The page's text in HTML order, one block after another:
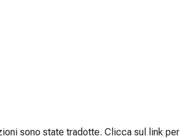
sono state tradotte. Clicca sul link per